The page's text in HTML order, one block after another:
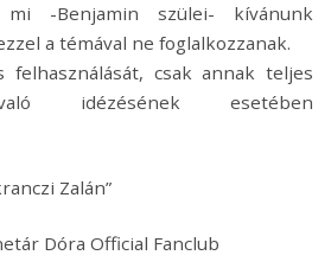
-Benjamin szülei- kívánunk
a témával ne foglalkozzanak.
csak annak teljes
idézésének esetében
Zalán”
Dóra Official Fanclub